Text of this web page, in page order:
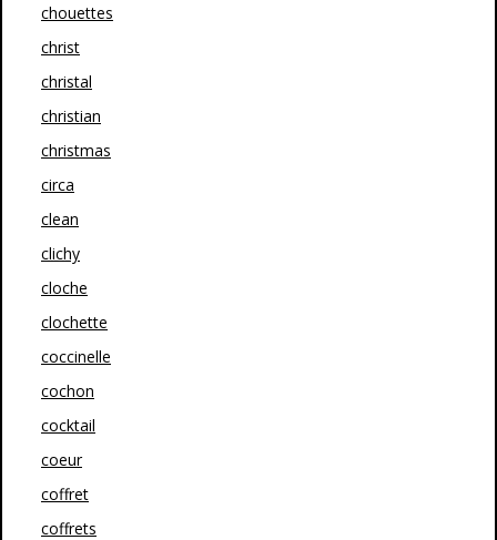
chouettes
christ
christal
christian
christmas
circa
clean
clichy
cloche
clochette
coccinelle
cochon
cocktail
coeur
coffret
coffrets